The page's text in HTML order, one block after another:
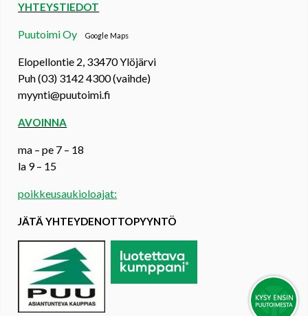
YHTEYSTIEDOT
Puutoimi OyGoogle Maps
Elopellontie 2, 33470 Ylöjärvi
Puh (03) 3142 4300 (vaihde)
myynti@puutoimi.fi
AVOINNA
ma – pe 7 – 18
la 9 – 15
poikkeusaukioloajat:
JÄTÄ YHTEYDENOTTOPYYNTÖ